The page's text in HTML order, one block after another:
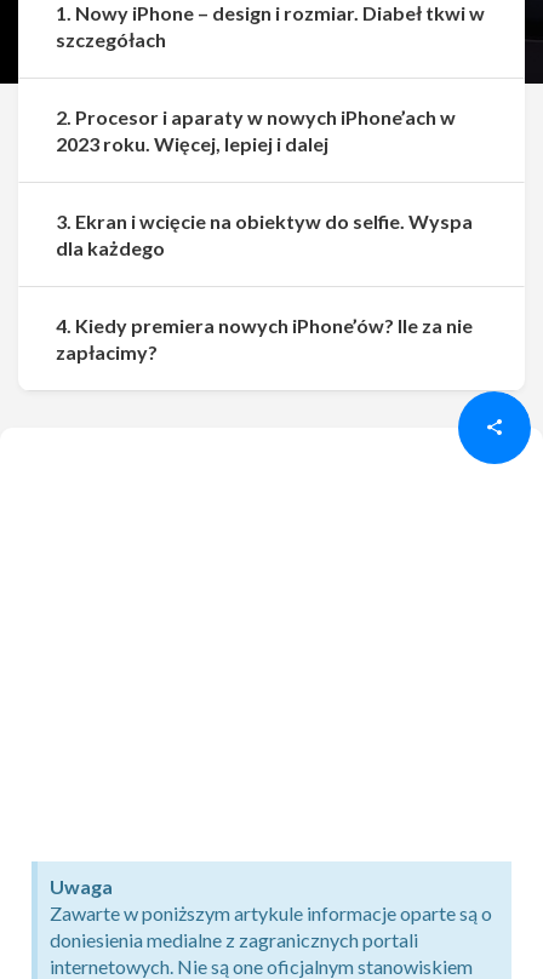
Uwaga
Zawarte w poniższym artykule informacje oparte są o
doniesienia medialne z zagranicznych portali
internetowych. Nie są one oficjalnym stanowiskiem
1. Nowy iPhone – design i rozmiar. Diabeł tkwi w
szczegółach
2. Procesor i aparaty w nowych iPhone’ach w
2023 roku. Więcej, lepiej i dalej
3. Ekran i wcięcie na obiektyw do selfie. Wyspa
dla każdego
4. Kiedy premiera nowych iPhone’ów? Ile za nie
zapłacimy?